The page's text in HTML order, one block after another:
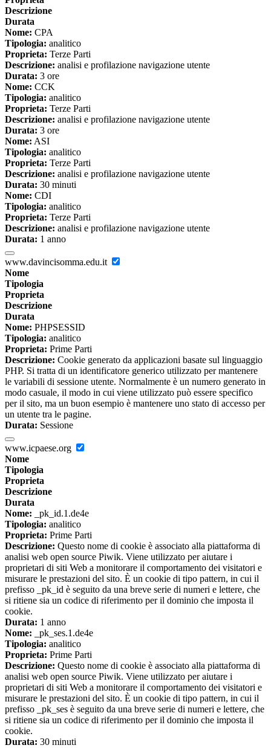
Descrizione
Durata
Nome: CPA
Tipologia: analitico
Proprieta: Terze Parti
Descrizione: analisi e profilazione navigazione utente
Durata: 3 ore
Nome: CCK
Tipologia: analitico
Proprieta: Terze Parti
Descrizione: analisi e profilazione navigazione utente
Durata: 3 ore
Nome: ASI
Tipologia: analitico
Proprieta: Terze Parti
Descrizione: analisi e profilazione navigazione utente
Durata: 30 minuti
Nome: CDI
Tipologia: analitico
Proprieta: Terze Parti
Descrizione: analisi e profilazione navigazione utente
Durata: 1 anno
www.davincisomma.edu.it
Nome
Tipologia
Proprieta
Descrizione
Durata
Nome: PHPSESSID
Tipologia: analitico
Proprieta: Prime Parti
Descrizione: Cookie generato da applicazioni basate sul linguaggio
PHP. Si tratta di un identificatore generico utilizzato per mantenere
le variabili di sessione utente. Normalmente è un numero generato in
modo casuale, il modo in cui viene utilizzato può essere specifico
per il sito, ma un buon esempio è mantenere uno stato di accesso per
un utente tra le pagine.
Durata: Sessione
www.icpaese.org
Nome
Tipologia
Proprieta
Descrizione
Durata
Nome: _pk_id.1.de4e
Tipologia: analitico
Proprieta: Prime Parti
Descrizione: Questo nome di cookie è associato alla piattaforma di
analisi web open source Piwik. Viene utilizzato per aiutare i
proprietari di siti Web a monitorare il comportamento dei visitatori e
misurare le prestazioni del sito. È un cookie di tipo pattern, in cui il
prefisso _pk_id è seguito da una breve serie di numeri e lettere, che
si ritiene sia un codice di riferimento per il dominio che imposta il
cookie.
Durata: 1 anno
Nome: _pk_ses.1.de4e
Tipologia: analitico
Proprieta: Prime Parti
Descrizione: Questo nome di cookie è associato alla piattaforma di
analisi web open source Piwik. Viene utilizzato per aiutare i
proprietari di siti Web a monitorare il comportamento dei visitatori e
misurare le prestazioni del sito. È un cookie di tipo pattern, in cui il
prefisso _pk_ses è seguito da una breve serie di numeri e lettere, che
si ritiene sia un codice di riferimento per il dominio che imposta il
cookie.
Durata: 30 minuti